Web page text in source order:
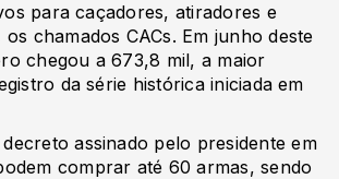
para caçadores, atiradores e
chamados CACs. Em junho deste
chegou a 673,8 mil, a maior
da série histórica iniciada em
assinado pelo presidente em
comprar até 60 armas, sendo